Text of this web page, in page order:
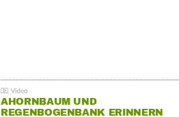
AHORNBAUM UND
REGENBOGENBANK ERINNERN